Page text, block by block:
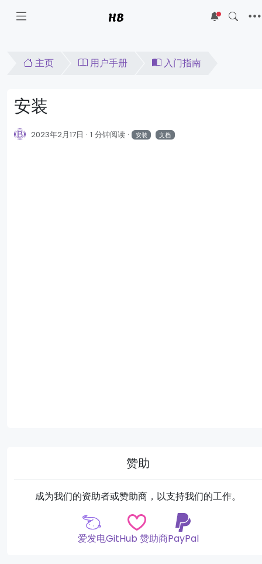
HB 5
主页 用户手册 入门指南
安装
2023年2月17日 1 分钟阅读 安装 文档
赞助
成为我们的资助者或赞助商，以支持我们的工作。
爱发电GitHub 赞助商PayPal